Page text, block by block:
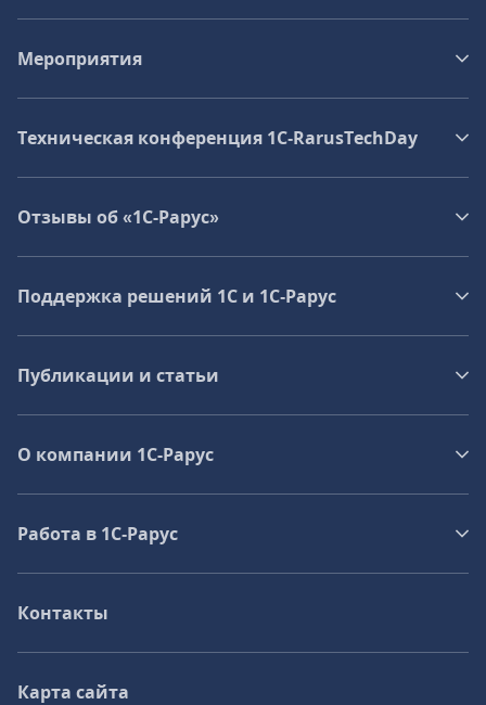
Мероприятия
Техническая конференция 1C‑RarusTechDay
Отзывы об «1С-Рарус»
Поддержка решений 1С и 1С‑Рарус
Публикации и статьи
О компании 1C-Рарус
Работа в 1С‑Рарус
Контакты
Карта сайта